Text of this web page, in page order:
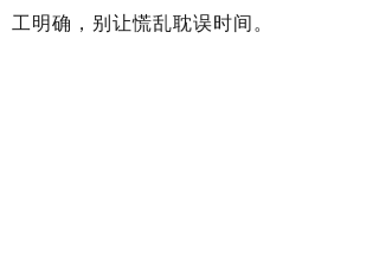
工明确，别让慌乱耽误时间。